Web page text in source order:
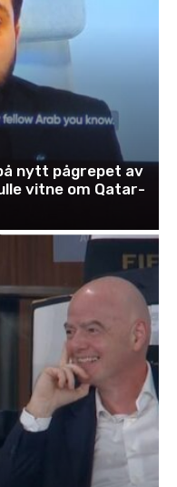
nytt pågrepet av
vitne om Qatar-